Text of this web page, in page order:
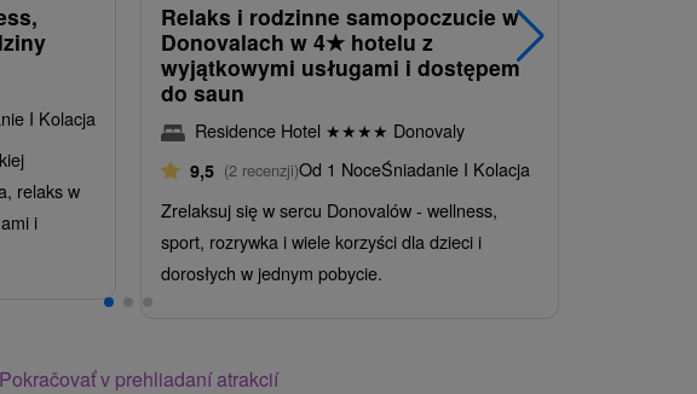
I Kolacja
relaks w
i
Relaks i rodzinne samopoczucie w
Donovalach w 4★ hotelu z
wyjątkowymi usługami i dostępem
do saun
Residence Hotel ★★★★ Donovaly
9,5 (2 recenzji)Od 1 NoceŚniadanie I Kolacja
Zrelaksuj się w sercu Donovalów - wellness,
sport, rozrywka i wiele korzyści dla dzieci i
dorosłych w jednym pobycie.
v prehliadaní atrakcií